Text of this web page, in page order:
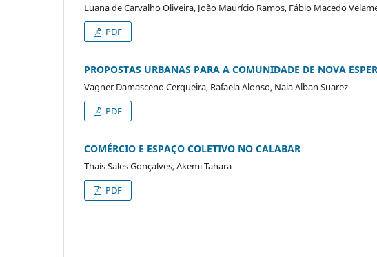
Luana de Carvalho Oliveira, João Maurício Ramos, Fábio Macedo
PDF
PROPOSTAS URBANAS PARA A COMUNIDADE DE NOVA
Vagner Damasceno Cerqueira, Rafaela Alonso, Naia Alban Suarez
PDF
COMÉRCIO E ESPAÇO COLETIVO NO CALABAR
Thaís Sales Gonçalves, Akemi Tahara
PDF